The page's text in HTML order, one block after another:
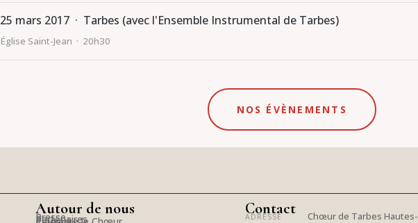
25 mars 2017 · Tarbes (avec l'Ensemble Instrumental de Tarbes)
Église Saint-Jean · 20h30
NOS ÉVÈNEMENTS
Autour de nous
Presse
Partenaires
Contact
ADRESSE Chœur de Tarbes Hautes-